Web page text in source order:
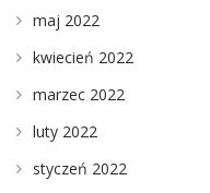
maj 2022
kwiecień 2022
marzec 2022
luty 2022
styczeń 2022